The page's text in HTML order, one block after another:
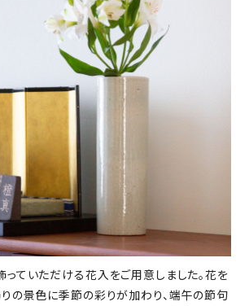
ていただける花入をご用意しました。花を
の景色に季節の彩りが加わり、端午の節句